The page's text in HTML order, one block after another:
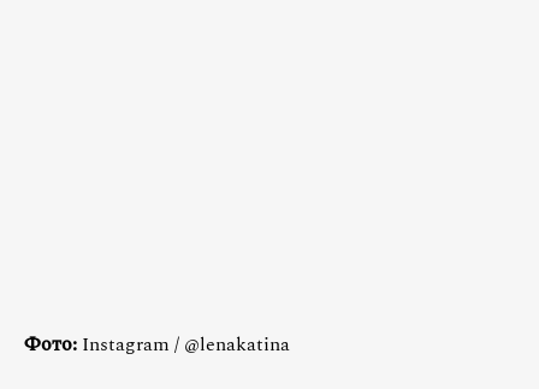
Фото: Instagram / @lenakatina